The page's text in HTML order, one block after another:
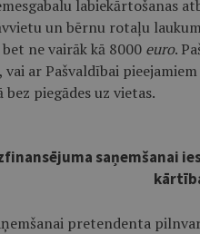
labiekārtošanas
un bērnu rotaļu
ne vairāk kā 8000 euro.
ar Pašvaldībai
piegādes uz vietas.
saņemšanai
pretendenta